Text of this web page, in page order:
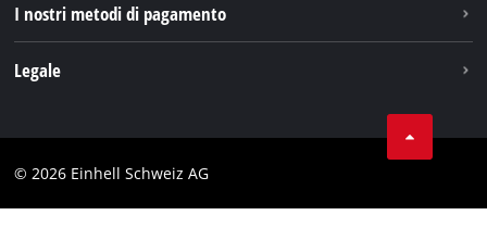
I nostri metodi di pagamento
Legale
Testata
© 2026 Einhell Schweiz AG